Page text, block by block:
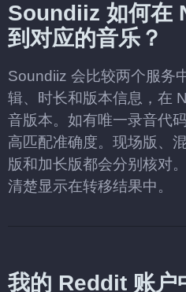
Soundiiz 如何在
到对应的音乐？
Soundiiz 会比较两个服务
辑、时长和版本信息，在
音版本。如有唯一录音代
高匹配准确度。现场版、
版和加长版都会分别核对
清楚显示在转移结果中。
我的 Reddit 账户